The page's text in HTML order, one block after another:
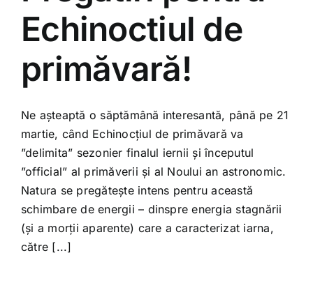
Shop
Tratamente naturale
Echinoctiul de
primăvară!
Ne așteaptă o săptămână interesantă, până pe 21
martie, când Echinocțiul de primăvară va
”delimita” sezonier finalul iernii și începutul
”official” al primăverii și al Noului an astronomic.
Natura se pregătește intens pentru această
schimbare de energii – dinspre energia stagnării
(și a morții aparente) care a caracterizat iarna,
către [...]